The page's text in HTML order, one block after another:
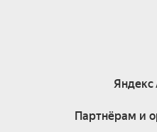
Партнёрам и